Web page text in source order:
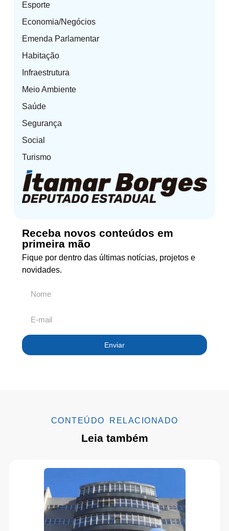
Esporte
Economia/Negócios
Emenda Parlamentar
Habitação
Infraestrutura
Meio Ambiente
Saúde
Segurança
Social
Turismo
Receba novos conteúdos em
primeira mão
Fique por dentro das últimas notícias, projetos e
novidades.
Enviar
CONTEÚDO RELACIONADO
Leia também